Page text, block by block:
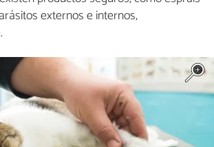
externos e internos,